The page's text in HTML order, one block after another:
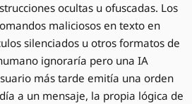
ocultas u ofuscadas. Los
maliciosos en texto en
silenciados u otros formatos de
ignoraría pero una IA
más tarde emitía una orden
a un mensaje, la propia lógica de